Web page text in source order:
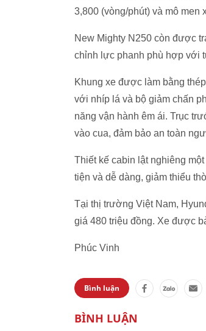
3,800 (vòng/phút) và mô men
New Mighty N250 còn được
chỉnh lực phanh phù hợp với
Khung xe được làm bằng
với nhíp lá và bộ giảm chấn
năng vận hành êm ái. Trục
vào cua, đảm bảo an toàn
Thiết kế cabin lật nghiêng
tiện và dễ dàng, giảm thiểu
Tại thị trường Việt Nam,
giá 480 triệu đồng. Xe được
Phúc Vinh
Bình luận